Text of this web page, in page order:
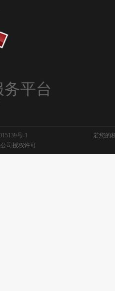
平台
号-1
若您的
公司授权许可